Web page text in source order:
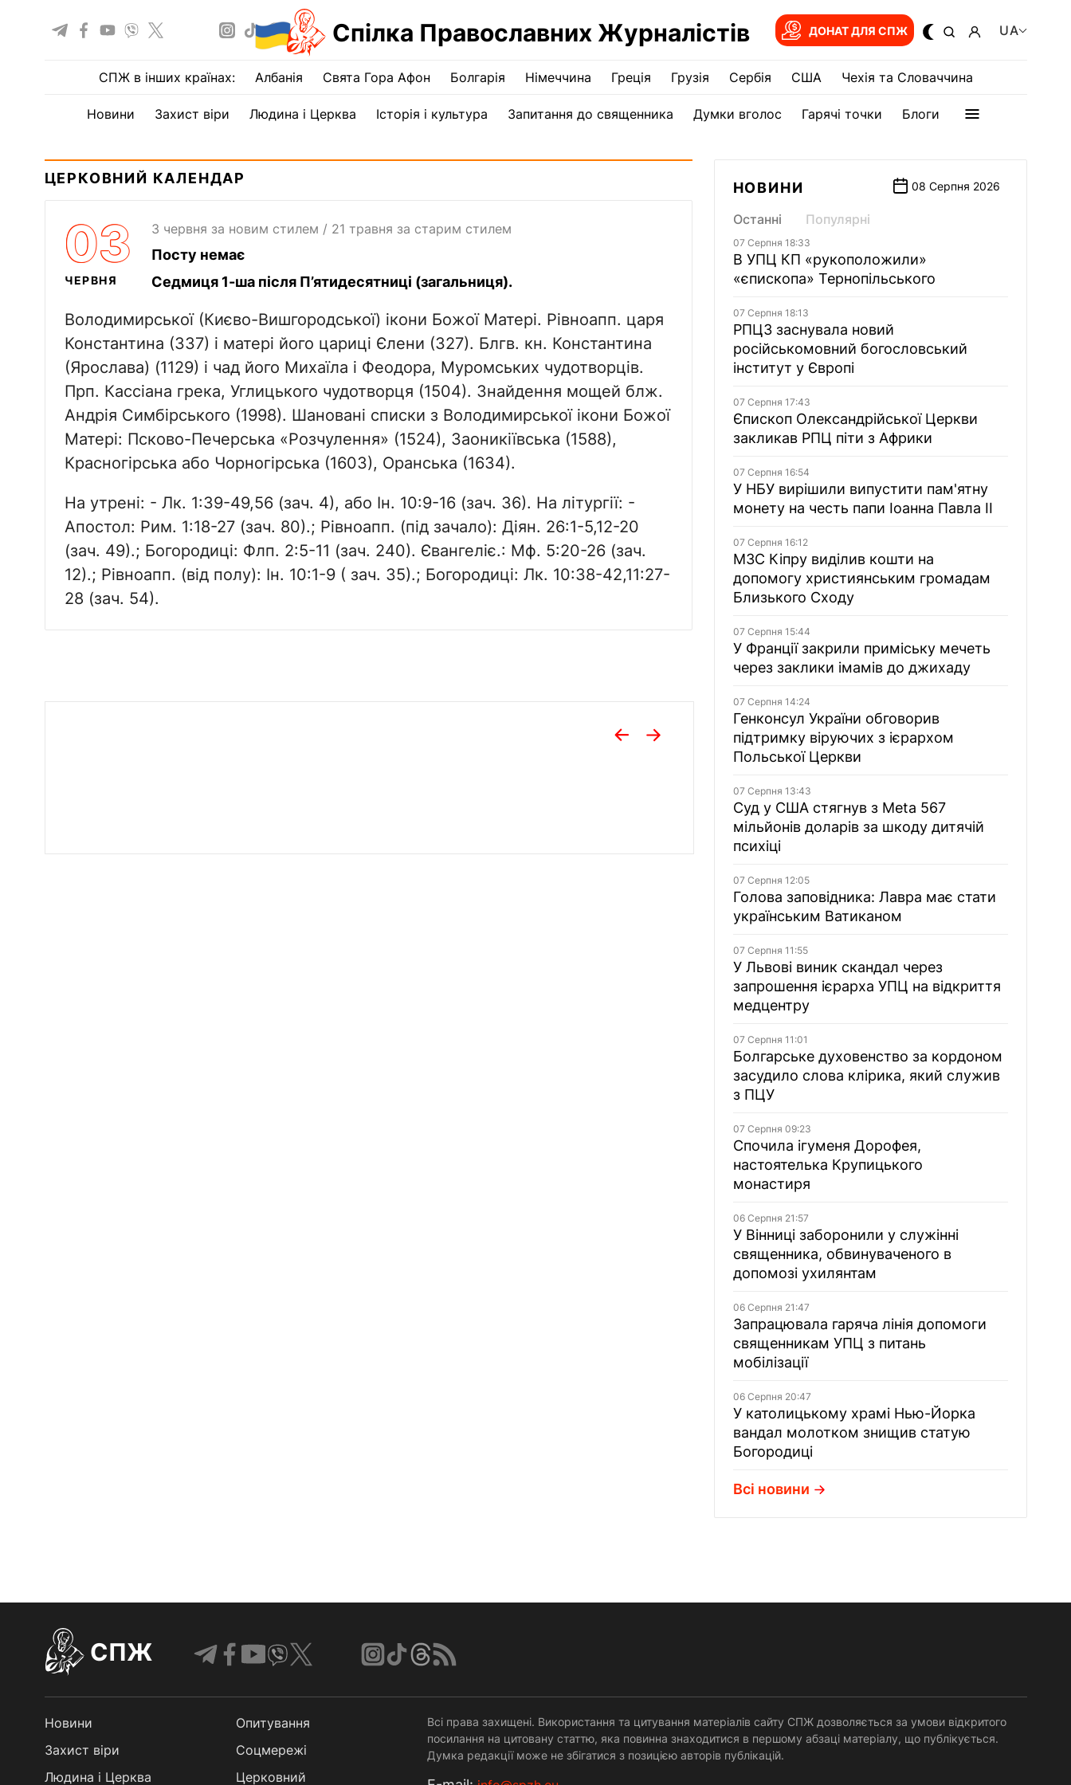
Спілка Православних Журналістів ДОНАТ ДЛЯ СПЖ UA
СПЖ в інших країнах: Албанія Свята Гора Афон Болгарія Німеччина Греція Грузія Сербія США Чехія та Словаччина
Новини Захист віри Людина і Церква Історія і культура Запитання до священника Думки вголос Гарячі точки Блоги
ЦЕРКОВНИЙ КАЛЕНДАР
03
ЧЕРВНЯ
3 червня за новим стилем / 21 травня за старим стилем
Посту немає
Седмиця 1-ша після П’ятидесятниці (загальниця).
Володимирської (Києво-Вишгородської) ікони Божої Матері. Рівноапп. царя
Константина (337) і матері його цариці Єлени (327). Блгв. кн. Константина
(Ярослава) (1129) і чад його Михаїла і Феодора, Муромських чудотворців.
Прп. Кассіана грека, Углицького чудотворця (1504). Знайдення мощей блж.
Андрія Симбірського (1998). Шановані списки з Володимирської ікони Божої
Матері: Псково-Печерська «Розчулення» (1524), Заоникіївська (1588),
Красногірська або Чорногірська (1603), Оранська (1634).
На утрені: - Лк. 1:39-49,56 (зач. 4), або Ін. 10:9-16 (зач. 36). На літургії: -
Апостол: Рим. 1:18-27 (зач. 80).; Рівноапп. (під зачало): Діян. 26:1-5,12-20
(зач. 49).; Богородиці: Флп. 2:5-11 (зач. 240). Євангеліє.: Мф. 5:20-26 (зач.
12).; Рівноапп. (від полу): Ін. 10:1-9 ( зач. 35).; Богородиці: Лк. 10:38-42,11:27-
28 (зач. 54).
НОВИНИ 08 Серпня 2026
Останні Популярні
07 Серпня 18:33
В УПЦ КП «рукоположили»
«єпископа» Тернопільського
07 Серпня 18:13
РПЦЗ заснувала новий
російськомовний богословський
інститут у Європі
07 Серпня 17:43
Єпископ Олександрійської Церкви
закликав РПЦ піти з Африки
07 Серпня 16:54
У НБУ вирішили випустити пам'ятну
монету на честь папи Іоанна Павла II
07 Серпня 16:12
МЗС Кіпру виділив кошти на
допомогу християнським громадам
Близького Сходу
07 Серпня 15:44
У Франції закрили приміську мечеть
через заклики імамів до джихаду
07 Серпня 14:24
Генконсул України обговорив
підтримку віруючих з ієрархом
Польської Церкви
07 Серпня 13:43
Суд у США стягнув з Meta 567
мільйонів доларів за шкоду дитячій
психіці
07 Серпня 12:05
Голова заповідника: Лавра має стати
українським Ватиканом
07 Серпня 11:55
У Львові виник скандал через
запрошення ієрарха УПЦ на відкриття
медцентру
07 Серпня 11:01
Болгарське духовенство за кордоном
засудило слова клірика, який служив
з ПЦУ
07 Серпня 09:23
Спочила ігуменя Дорофея,
настоятелька Крупицького
монастиря
06 Серпня 21:57
У Вінниці заборонили у служінні
священника, обвинуваченого в
допомозі ухилянтам
06 Серпня 21:47
Запрацювала гаряча лінія допомоги
священникам УПЦ з питань
мобілізації
06 Серпня 20:47
У католицькому храмі Нью-Йорка
вандал молотком знищив статую
Богородиці
Всі новини
СПЖ
Новини
Захист віри
Людина і Церква
Опитування
Соцмережі
Церковний
Всі права захищені. Використання та цитування матеріалів сайту СПЖ дозволяється за умови відкритого
посилання на цитовану статтю, яка повинна знаходитися в першому абзаці матеріалу, що публікується.
Думка редакції може не збігатися з позицією авторів публікацій.